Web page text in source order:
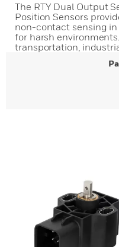
The RTY Dual Output
Position Sensors
non-contact sensing
for harsh
transportation,